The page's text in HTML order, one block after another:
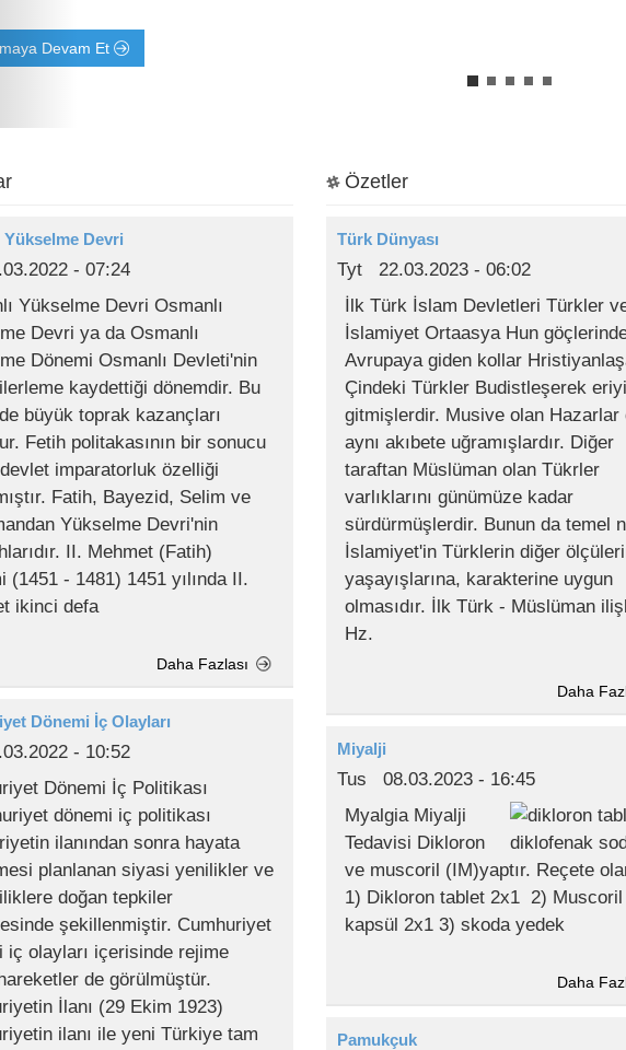
Devam Et
Yükselme Devri
- 07:24
Yükselme Devri Osmanlı
Devri ya da Osmanlı
Dönemi Osmanlı Devleti'nin
kaydettiği dönemdir. Bu
büyük toprak kazançları
Fetih politakasının bir sonucu
imparatorluk özelliği
Fatih, Bayezid, Selim ve
Yükselme Devri'nin
II. Mehmet (Fatih)
(1451 - 1481) 1451 yılında II.
ikinci defa
Daha Fazlası
Dönemi İç Olayları
- 10:52
Dönemi İç Politikası
dönemi iç politikası
ilanından sonra hayata
planlanan siyasi yenilikler ve
doğan tepkiler
şekillenmiştir. Cumhuriyet
iç olayları içerisinde rejime
de görülmüştür.
İlanı (29 Ekim 1923)
ilanı ile yeni Türkiye tam
Özetler
Türk Dünyası
Tyt
22.03.2023 - 06:02
İlk Türk İslam Devletleri Türkler
İslamiyet Ortaasya Hun
Avrupaya giden kollar
Çindeki Türkler Budistleşerek
gitmişlerdir. Musive olan Hazarlar
aynı akıbete uğramışlardır. Diğer
taraftan Müslüman olan Tükrler
varlıklarını günümüze kadar
sürdürmüşlerdir. Bunun da temel
İslamiyet'in Türklerin diğer
yaşayışlarına, karakterine uygun
olmasıdır. İlk Türk - Müslüman
Hz.
Daha
Miyalji
Tus
08.03.2023 - 16:45
Myalgia Miyalji
Tedavisi Dikloron
ve muscoril (IM)yaptır. Reçete
1) Dikloron tablet 2x1 2) Muscoril
kapsül 2x1 3) skoda yedek
Daha
Pamukçuk